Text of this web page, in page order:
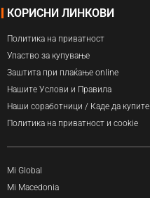
КОРИСНИ ЛИНКОВИ
Политика на приватност
Упаство за купување
Заштита при плаќање online
Нашите Услови и Правила
Наши соработници / Каде да купите
Политика на приватност и cookie
Mi Global
Mi Macedonia